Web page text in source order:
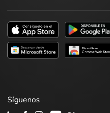
Síguenos